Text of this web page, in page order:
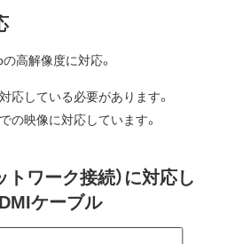
高解像度に対応。
応している必要があります。
の映像に対応しています。
トワーク接続）に対応し
ケーブル